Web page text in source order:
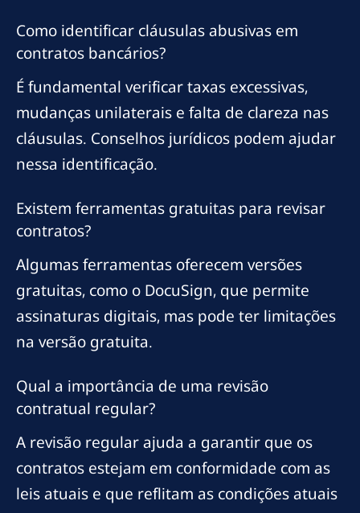
Como identificar cláusulas abusivas em
contratos bancários?
É fundamental verificar taxas excessivas,
mudanças unilaterais e falta de clareza nas
cláusulas. Conselhos jurídicos podem ajudar
nessa identificação.
Existem ferramentas gratuitas para revisar
contratos?
Algumas ferramentas oferecem versões
gratuitas, como o DocuSign, que permite
assinaturas digitais, mas pode ter limitações
na versão gratuita.
Qual a importância de uma revisão
contratual regular?
A revisão regular ajuda a garantir que os
contratos estejam em conformidade com as
leis atuais e que reflitam as condições atuais